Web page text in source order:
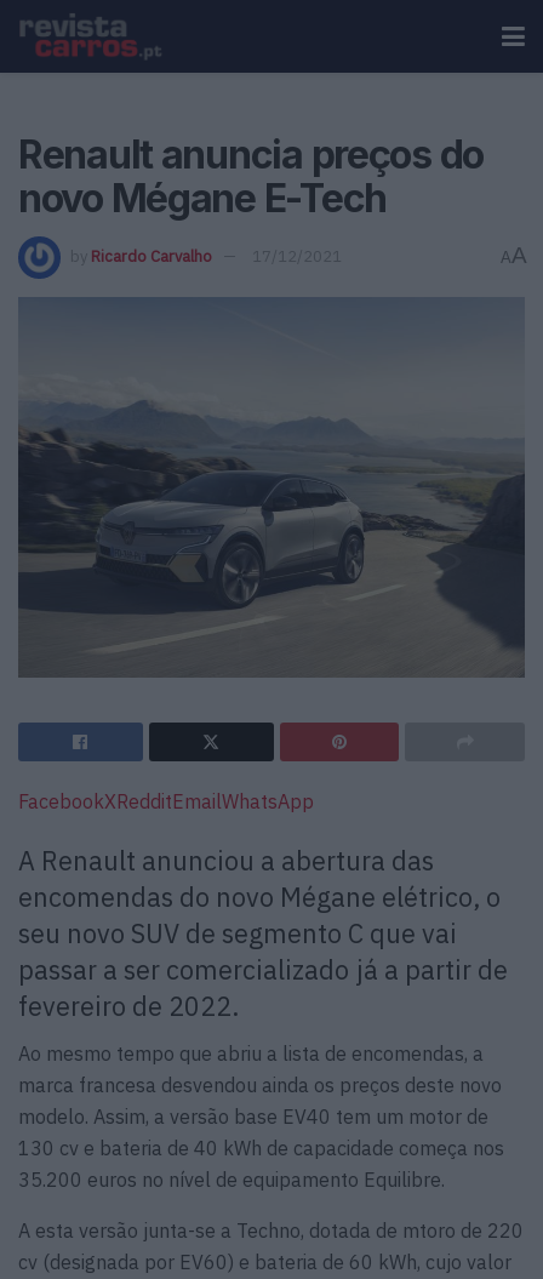
Renault anuncia preços do
novo Mégane E-Tech
by Ricardo Carvalho 17/12/2021 AA
FacebookXRedditEmailWhatsApp
A Renault anunciou a abertura das
encomendas do novo Mégane elétrico, o
seu novo SUV de segmento C que vai
passar a ser comercializado já a partir de
fevereiro de 2022.
Ao mesmo tempo que abriu a lista de encomendas, a
marca francesa desvendou ainda os preços deste novo
modelo. Assim, a versão base EV40 tem um motor de
130 cv e bateria de 40 kWh de capacidade começa nos
35.200 euros no nível de equipamento Equilibre.
A esta versão junta-se a Techno, dotada de mtoro de 220
cv (designada por EV60) e bateria de 60 kWh, cujo valor